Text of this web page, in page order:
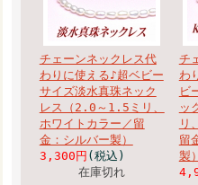
チェーンネックレス代
わりに使える♪超ベビー
サイズ淡水真珠ネック
レス（2.0～1.5ミリ、
ホワイトカラー／留
金：シルバー製）
3,300円 (税込)
在庫切れ
チ
わ
ビ
ッ
リ
留
製